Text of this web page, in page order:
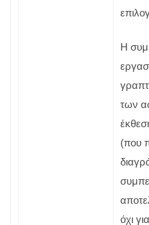
Η
των
(που
όχι